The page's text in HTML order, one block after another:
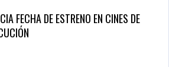
en la Vida Real que te Helarán